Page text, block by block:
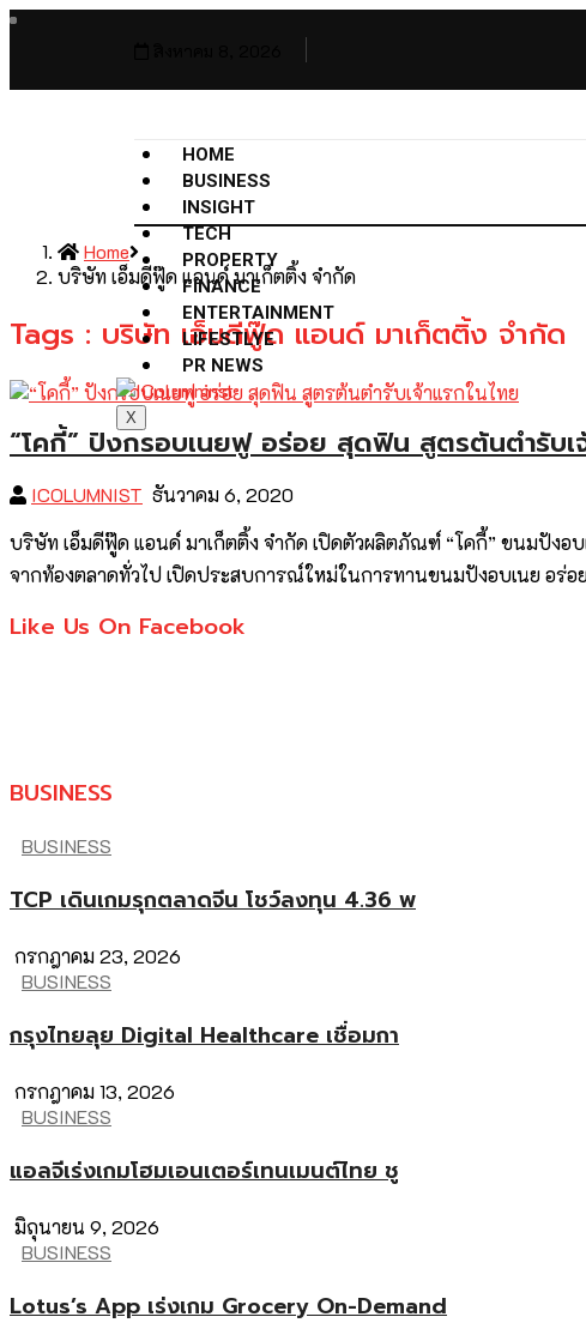
HOME
BUSINESS
INSIGHT
TECH
PROPERTY
FINANCE
ENTERTAINMENT
LIFESTLYE
PR NEWS
X
Home
บริษัท เอ็มดีฟู๊ด แอนด์ มาเก็ตติ้ง จำกัด
Tags : บริษัท เอ็มดีฟู๊ด แอนด์ มาเก็ตติ้ง จำกัด
“โคกี้” ปังกรอบเนยฟู อร่อย สุดฟิน สูตรต้นตำรับเ
ICOLUMNIST ธันวาคม 6, 2020
บริษัท เอ็มดีฟู๊ด แอนด์ มาเก็ตติ้ง จำกัด เปิดตัวผลิตภัณฑ์ “โคกี้” ขนมปังอ
จากท้องตลาดทั่วไป เปิดประสบการณ์ใหม่ในการทานขนมปังอบเนย อร่
Like Us On Facebook
BUSINESS
BUSINESS
TCP เดินเกมรุกตลาดจีน โชว์ลงทุน 4.36 พ
กรกฎาคม 23, 2026
BUSINESS
กรุงไทยลุย Digital Healthcare เชื่อมกา
กรกฎาคม 13, 2026
BUSINESS
แอลจีเร่งเกมโฮมเอนเตอร์เทนเมนต์ไทย ชู
มิถุนายน 9, 2026
BUSINESS
Lotus’s App เร่งเกม Grocery On-Demand